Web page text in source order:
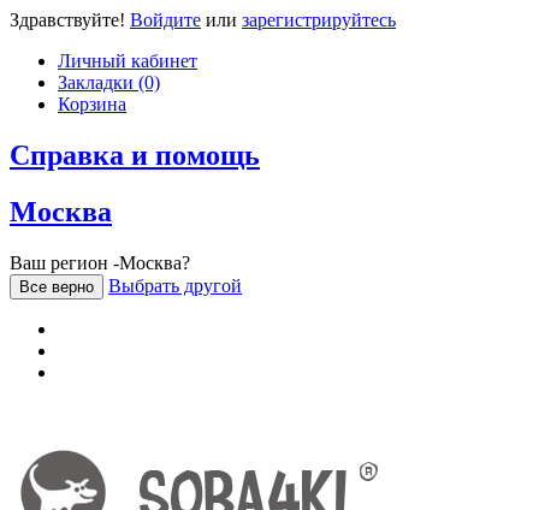
Здравствуйте! Войдите или зарегистрируйтесь
Личный кабинет
Закладки (0)
Корзина
Справка и помощь
Москва
Ваш регион -Москва?
Все верно Выбрать другой